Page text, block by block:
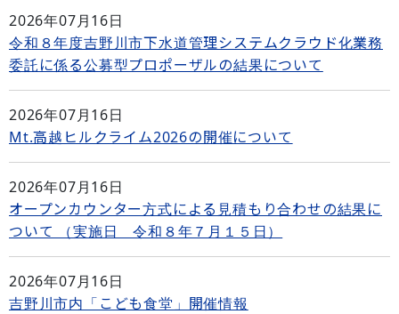
2026年07月16日
令和８年度吉野川市下水道管理システムクラウド化業務
委託に係る公募型プロポーザルの結果について
2026年07月16日
Mt.高越ヒルクライム2026の開催について
2026年07月16日
オープンカウンター方式による見積もり合わせの結果に
ついて （実施日 令和８年７月１５日）
2026年07月16日
吉野川市内「こども食堂」開催情報